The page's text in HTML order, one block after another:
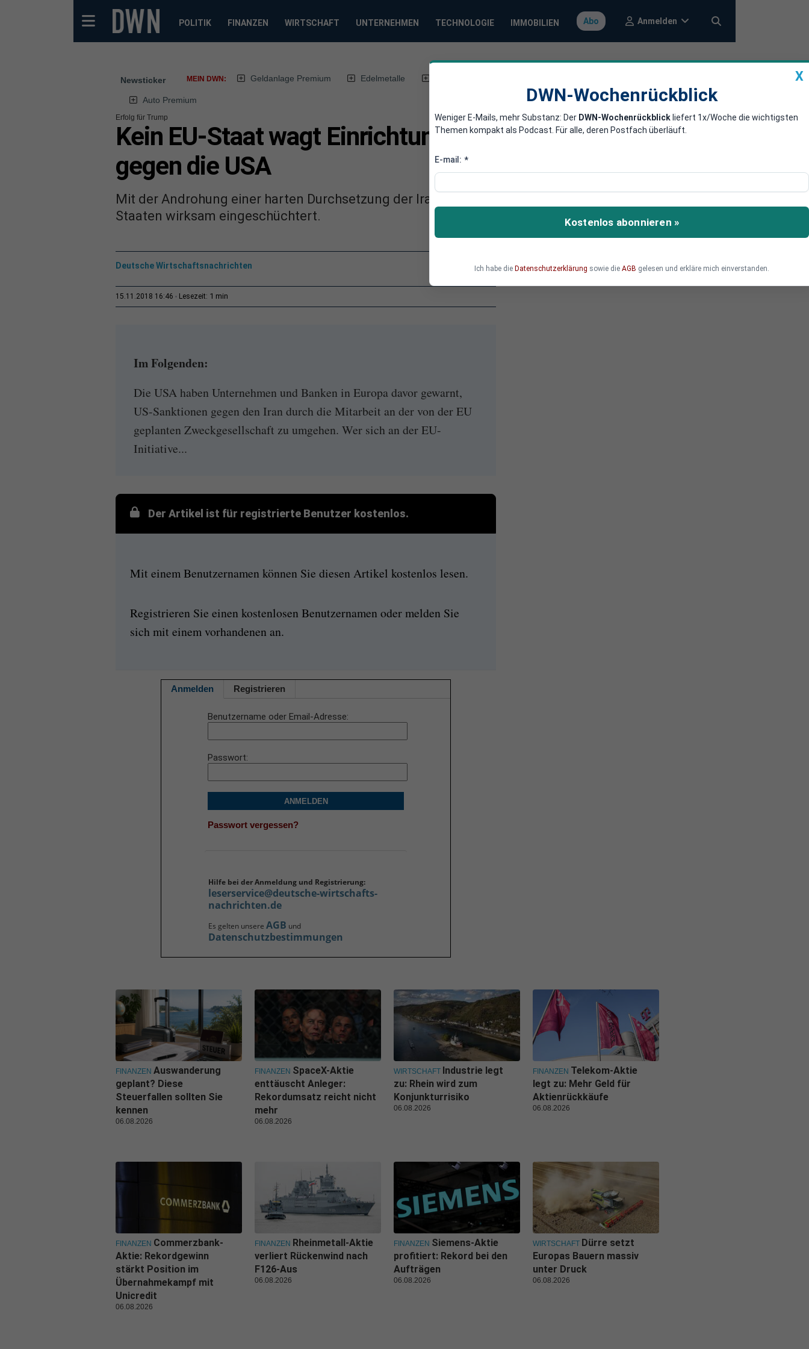
POLITIK FINANZEN WIRTSCHAFT UNTERNEHMEN TECHNOLOGIE IMMOBILIEN Abo Anmelden
Newsticker MEIN DWN: Geldanlage Premium Edelmetalle
Auto Premium
Erfolg für Trump
Kein EU-Staat wagt Einrichtung von Finanz-Vehikel
gegen die USA
Mit der Androhung einer harten Durchsetzung der Iran-Sanktionen hat die US-Regierung die EU-
Staaten wirksam eingeschüchtert.
Deutsche Wirtschaftsnachrichten
15.11.2018 16:46 Lesezeit: 1 min
Im Folgenden:
Die USA haben Unternehmen und Banken in Europa davor gewarnt,
US-Sanktionen gegen den Iran durch die Mitarbeit an der von der EU
geplanten Zweckgesellschaft zu umgehen. Wer sich an der EU-
Initiative...
Der Artikel ist für registrierte Benutzer kostenlos.
Mit einem Benutzernamen können Sie diesen Artikel kostenlos lesen.
Registrieren Sie einen kostenlosen Benutzernamen oder melden Sie
sich mit einem vorhandenen an.
Anmelden Registrieren
Benutzername oder Email-Adresse
Passwort
ANMELDEN
Passwort vergessen?
Hilfe bei der Anmeldung und Registrierung:
leserservice@deutsche-wirtschafts-
nachrichten.de
Es gelten unsere AGB und
Datenschutzbestimmungen
X
DWN-Wochenrückblick
Weniger E-Mails, mehr Substanz: Der DWN-Wochenrückblick liefert 1x/Woche die wichtigsten
Themen kompakt als Podcast. Für alle, deren Postfach überläuft.
E-mail: *
Kostenlos abonnieren »
Ich habe die Datenschutzerklärung sowie die AGB gelesen und erkläre mich einverstanden.
FINANZEN Auswanderung
geplant? Diese
Steuerfallen sollten Sie
kennen
06.08.2026
FINANZEN SpaceX-Aktie
enttäuscht Anleger:
Rekordumsatz reicht nicht
mehr
06.08.2026
WIRTSCHAFT Industrie legt
zu: Rhein wird zum
Konjunkturrisiko
06.08.2026
FINANZEN Telekom-Aktie
legt zu: Mehr Geld für
Aktienrückkäufe
06.08.2026
FINANZEN Commerzbank-
Aktie: Rekordgewinn
stärkt Position im
Übernahmekampf mit
Unicredit
06.08.2026
FINANZEN Rheinmetall-Aktie
verliert Rückenwind nach
F126-Aus
06.08.2026
FINANZEN Siemens-Aktie
profitiert: Rekord bei den
Aufträgen
06.08.2026
WIRTSCHAFT Dürre setzt
Europas Bauern massiv
unter Druck
06.08.2026